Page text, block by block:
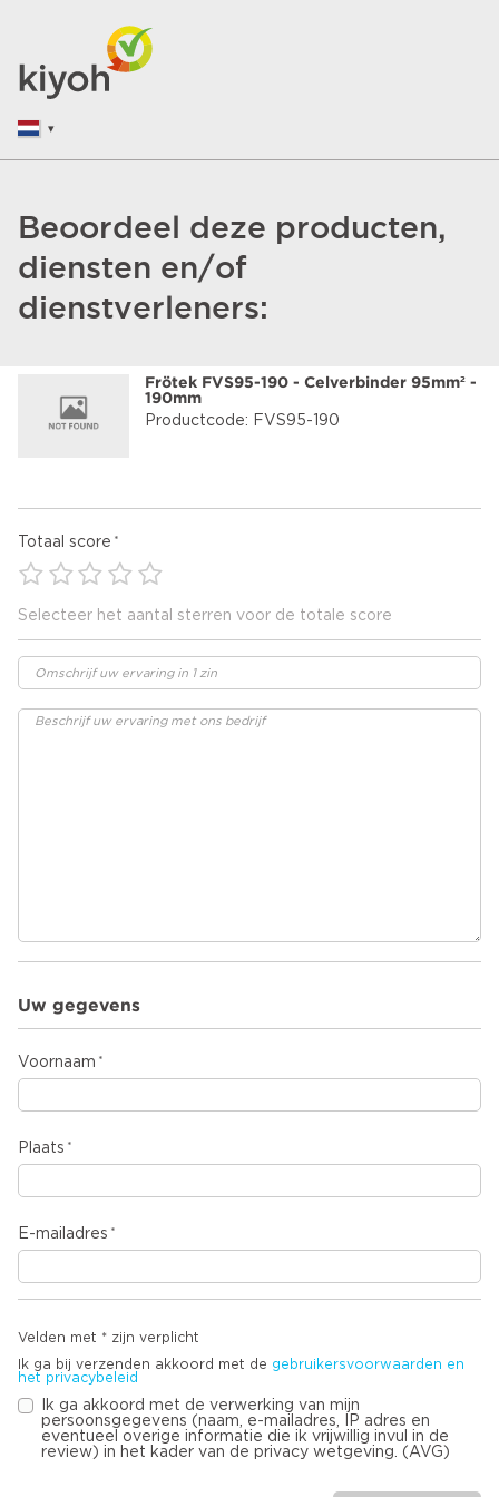
Beoordeel deze producten,
diensten en/of
dienstverleners:
Frötek FVS95-190 - Celverbinder 95mm² -
190mm
Productcode: FVS95-190
Totaal score
Selecteer het aantal sterren voor de totale score
Uw gegevens
Voornaam
Plaats
E-mailadres
Velden met * zijn verplicht
Ik ga bij verzenden akkoord met de gebruikersvoorwaarden en
het privacybeleid
Ik ga akkoord met de verwerking van mijn
persoonsgegevens (naam, e-mailadres, IP adres en
eventueel overige informatie die ik vrijwillig invul in de
review) in het kader van de privacy wetgeving. (AVG)